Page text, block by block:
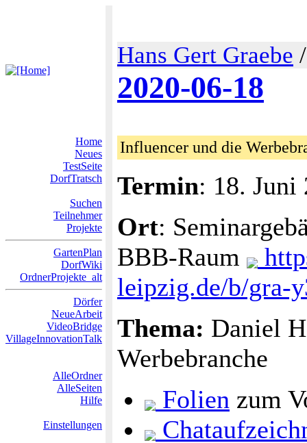
Hans Gert Graebe
2020-06-18
Home
Neues
TestSeite
DorfTratsch
Suchen
Teilnehmer
Projekte
GartenPlan
DorfWiki
OrdnerProjekte_alt
Dörfer
NeueArbeit
VideoBridge
VillageInnovationTalk
AlleOrdner
AlleSeiten
Hilfe
Einstellungen
Influencer und die
Termin: 18. Juni
Ort:
BBB-Raum
leipzig.de/b/gra-
Thema: Daniel
Werbebranche
Folien zum